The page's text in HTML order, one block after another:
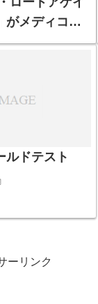
がメディコス
行抽選販売開
ルドテスト
ーリンク